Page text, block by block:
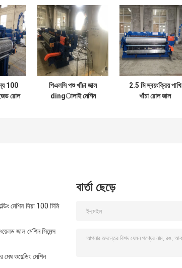
100
রোল
পিএলসি পশু খাঁচা জাল
dingালাই মেশিন
2.5 মি স্বয়ংক্রিয় পাখি
খাঁচা রোল জাল
মেশিন দিয়া 100 মিমি
জাল মেশিন সিমেন্স
ওয়েল্ডিং মেশিন
বার্তা ছেড়ে